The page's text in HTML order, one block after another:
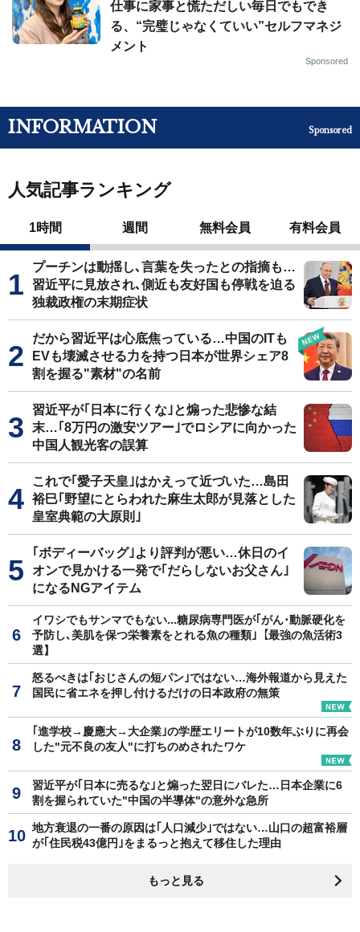
仕事に家事と慌ただしい毎日でもでき
る、“完璧じゃなくていい”セルフマネジ
メント
Sponsored
INFORMATION Sponsored
人気記事ランキング
1時間 週間 無料会員 有料会員
プーチンは動揺し､言葉を失ったとの指摘も…
習近平に見放され､側近も友好国も停戦を迫る
独裁政権の末期症状
だから習近平は心底焦っている…中国のITも
EVも壊滅させる力を持つ日本が世界シェア8
割を握る"素材"の名前
習近平が｢日本に行くな｣と煽った悲惨な結
末…｢8万円の激安ツアー｣でロシアに向かった
中国人観光客の誤算
これで｢愛子天皇｣はかえって近づいた…島田
裕巳｢野望にとらわれた麻生太郎が見落とした
皇室典範の大原則｣
｢ボディーバッグ｣より評判が悪い…休日のイ
オンで見かける一発で｢だらしないお父さん｣
になるNGアイテム
イワシでもサンマでもない...糖尿病専門医が｢がん･動脈硬化を
予防し､美肌を保つ栄養素をとれる魚の種類｣【最強の魚活術3
選】
怒るべきは｢おじさんの短パン｣ではない…海外報道から見えた
国民に省エネを押し付けるだけの日本政府の無策
｢進学校→慶應大→大企業｣の学歴エリートが10数年ぶりに再会
した"元不良の友人"に打ちのめされたワケ
習近平が｢日本に売るな｣と煽った翌日にバレた…日本企業に6
割を握られていた"中国の半導体"の意外な急所
地方衰退の一番の原因は｢人口減少｣ではない…山口の超富裕層
が｢住民税43億円｣をまるっと抱えて移住した理由
もっと見る